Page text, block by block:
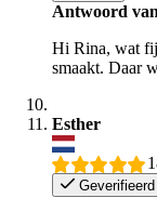
Antwoord
Hi Rina, wat
smaakt. Daar
Esther
Geverifieerd